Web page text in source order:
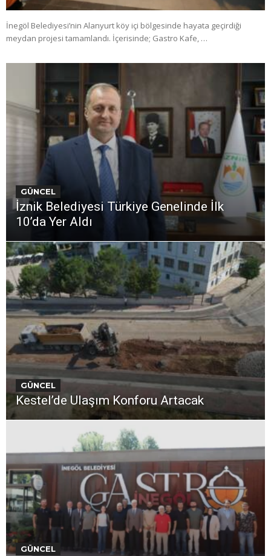
İnegöl Belediyesi’nin Alanyurt köy içi bölgesinde hayata geçirdiği
meydan projesi tamamlandı. İçerisinde; Gastro Kafe, …
GÜNCEL
İznik Belediyesi Türkiye Genelinde İlk
10’da Yer Aldı
GÜNCEL
Kestel’de Ulaşım Konforu Artacak
GÜNCEL